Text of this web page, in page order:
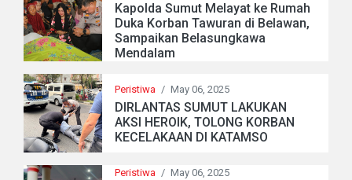
Kapolda Sumut Melayat ke Rumah
Duka Korban Tawuran di Belawan,
Sampaikan Belasungkawa
Mendalam
Peristiwa / May 06, 2025
DIRLANTAS SUMUT LAKUKAN
AKSI HEROIK, TOLONG KORBAN
KECELAKAAN DI KATAMSO
Peristiwa / May 06, 2025